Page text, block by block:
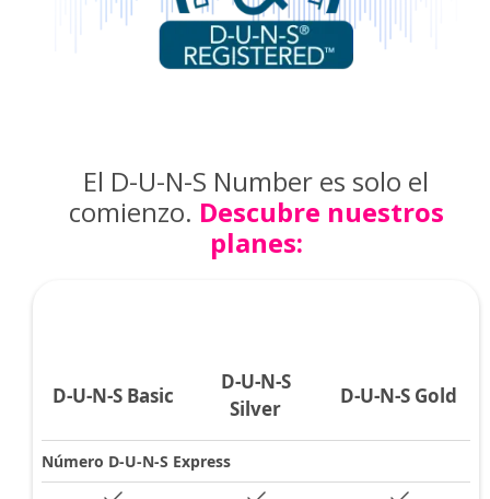
El D-U-N-S Number es solo el
comienzo. Descubre nuestros
planes:
D-U-N-S Basic
D-U-N-S
Silver
D-U-N-S Gold
Número D-U-N-S Express